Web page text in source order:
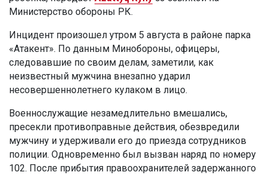
Министерство обороны РК.
Инцидент произошел утром 5 августа в районе парка
«Атакент». По данным Минобороны, офицеры,
следовавшие по своим делам, заметили, как
неизвестный мужчина внезапно ударил
несовершеннолетнего кулаком в лицо.
Военнослужащие незамедлительно вмешались,
пресекли противоправные действия, обезвредили
мужчину и удерживали его до приезда сотрудников
полиции. Одновременно был вызван наряд по номеру
102. После прибытия правоохранителей задержанного